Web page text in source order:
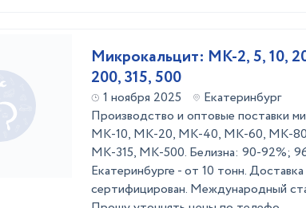
Микрокальцит: МК-2, 5, 10,
200, 315, 500
1 ноября 2025
Екатеринбург
Производство и оптовые поставки
МК-10, МК-20, МК-40, МК-60, МК-
МК-315, МК-500. Белизна: 90-92%;
Екатеринбурге - от 10 тонн.
сертифицирован. Международный